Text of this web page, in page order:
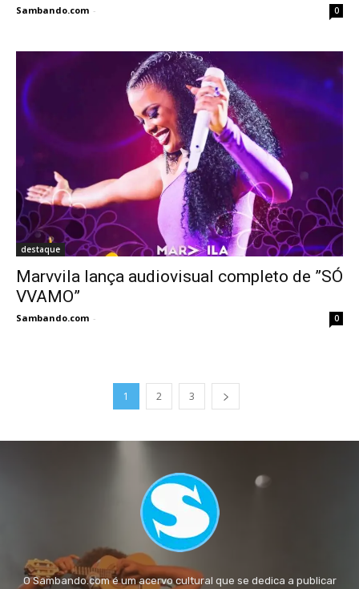
Sambando.com - 0
destaque
Marvvila lança audiovisual completo de ”SÓ
VVAMO”
Sambando.com - 0
1 2 3
O Sambando.com é um acervo cultural que se dedica a publicar